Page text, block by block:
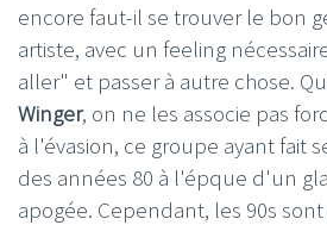
encore faut-il se trouver le bon
artiste, avec un feeling
aller" et passer à autre chose.
Winger, on ne les associe pas
à l'évasion, ce groupe ayant fait
des années 80 à l'épque d'un
apogée. Cependant, les 90s